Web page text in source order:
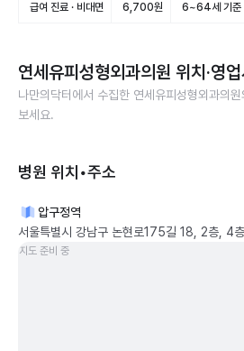
급여 진료 · 비대면 6,700원 6~64세 기준
연세유피성형외과의원 위치·영
나만의닥터에서 수집한 연세유피성형외과의원
보세요.
병원 위치•주소
압구정역
서울특별시 강남구 논현로175길 18, 2층, 4
지도 준비 중